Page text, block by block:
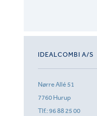
IDEALCOMBI A/S
Nørre Allé 51
7760 Hurup
Tlf.:96 88 25 00